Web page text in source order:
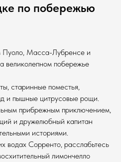
по побережью
Пуоло, Масса-Лубренсе и
побережье
старинные поместья,
и пышные цитрусовые рощи.
прибрежным приключением,
и дружелюбный капитан
историями.
водах Сорренто, расслабьтесь
лимончелло